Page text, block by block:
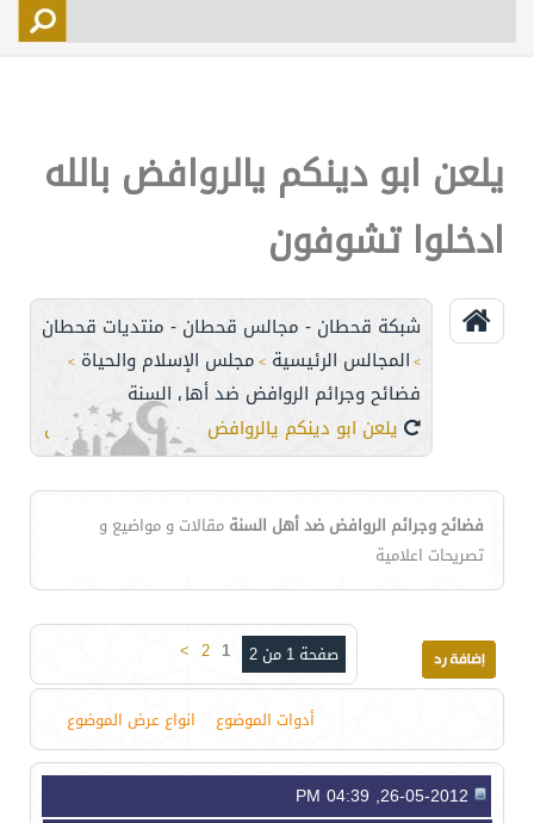
اتصل بنا
يلعن ابو دينكم يالروافض بالله
ادخلوا تشوفون
شبكة قحطان - مجالس قحطان - منتديات قحطان
> المجالس الرئيسية > مجلس الإسلام والحياة >
فضائح وجرائم الروافض ضد أهل السنة
يلعن ابو دينكم يالروافض بالله ادخلوا تشوفون
فضائح وجرائم الروافض ضد أهل السنة مقالات و مواضيع و
تصريحات اعلامية
صفحة 1 من 2 1
2
>
أدوات الموضوع انواع عرض الموضوع